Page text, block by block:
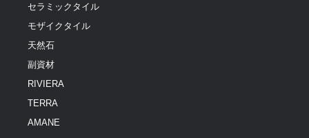
セラミックタイル
モザイクタイル
天然石
副資材
RIVIERA
TERRA
AMANE